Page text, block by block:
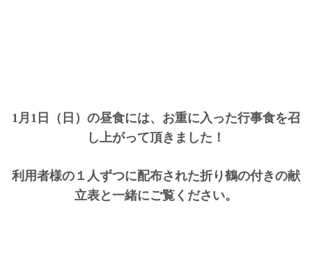
1月1日（日）の昼食には、お重に入った行事食を召
し上がって頂きました！
利用者様の１人ずつに配布された折り鶴の付きの献
立表と一緒にご覧ください。